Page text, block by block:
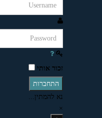
זכור אותי
התחברות
נא להמתין...
×